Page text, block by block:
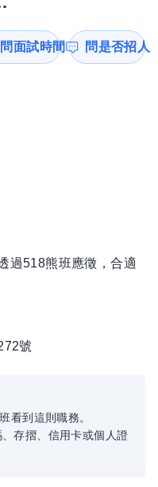
問面試時間 問是否招人
過518熊班應徵，合適
號
看到這則職務。
存摺、信用卡或個人證